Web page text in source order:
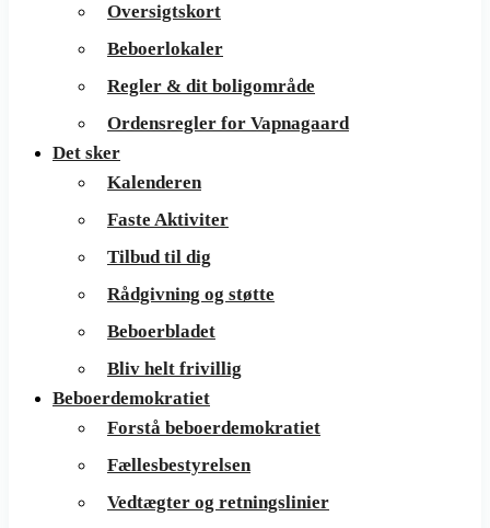
Oversigtskort
Beboerlokaler
Regler & dit boligområde
Ordensregler for Vapnagaard
Det sker
Kalenderen
Faste Aktiviter
Tilbud til dig
Rådgivning og støtte
Beboerbladet
Bliv helt frivillig
Beboerdemokratiet
Forstå beboerdemokratiet
Fællesbestyrelsen
Vedtægter og retningslinier